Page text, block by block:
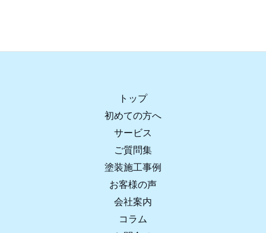
トップ
初めての方へ
サービス
ご質問集
塗装施工事例
お客様の声
会社案内
コラム